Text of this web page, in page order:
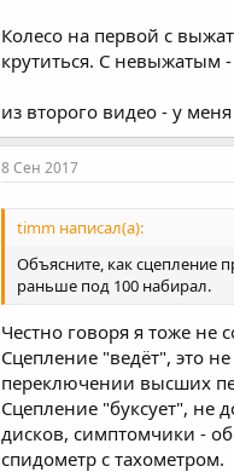
Колесо на первой с
крутиться. C невыжатым
из второго видео - у
8 Сен 2017
timm написал(а):
Объясните, как сцепление
раньше под 100 набирал.
Честно говоря я тоже
Сцепление "ведёт", это
переключении высших
Сцепление "буксует", не
дисков, симптомчики -
спидометр с тахометром.